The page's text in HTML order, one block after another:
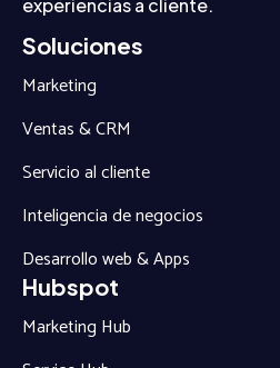
Soluciones
Marketing
Ventas & CRM
Servicio al cliente
Inteligencia de negocios
Desarrollo web & Apps
Hubspot
Marketing Hub